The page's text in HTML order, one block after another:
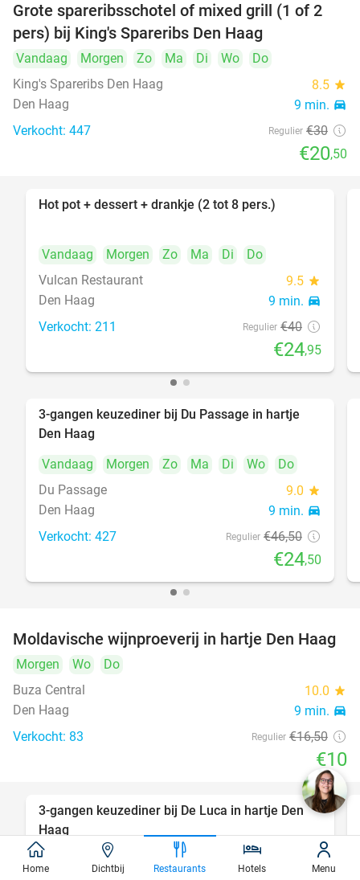
32%
Grote spareribsschotel of mixed grill (1 of 2
pers) bij King's Spareribs Den Haag
Vandaag Morgen Zo Ma Di Wo
Do
King's Spareribs Den Haag
8.5 star
Den Haag 9 min. directions_car
Verkocht: 447 Regulier €30
€20,50
Hot pot + dessert + drankje (2 tot 8 pers.)
Vandaag Morgen Zo Ma Di
Do
Vulcan Restaurant
9.5 star
Den Haag 9 min. directions_car
Verkocht: 211 Regulier €40
€24,95
47%
3-gangen keuzediner bij Du Passage in hartje
Den Haag
Vandaag
Morgen Zo Ma Di Wo
Do
Du Passage
9.0 star
Den Haag 9 min. directions_car
Verkocht: 427 Regulier €46,50
€24,50
39%
Moldavische wijnproeverij in hartje Den Haag
Morgen Wo
Do
Buza Central
10.0 star
Den Haag 9 min. directions_car
Verkocht: 83 Regulier €16,50
€10
47%
3-gangen keuzediner bij De Luca in hartje Den
Haag
Vandaag
Morgen Zo
Home Dichtbij Restaurants Hotels Menu